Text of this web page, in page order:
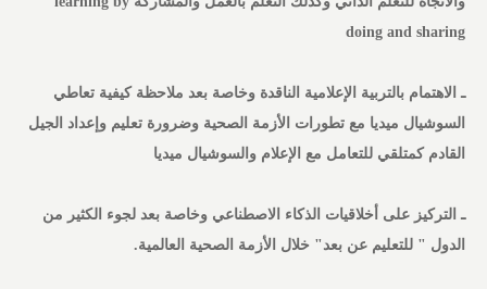
doing and sharing
ـ الاهتمام بالتربية الإعلامية الناقدة وخاصة بعد ملاحظة كيفية تعاطي
السوشيال ميديا مع تطورات الأزمة الصحية وضرورة تعليم وإعداد الجيل
القادم كمتلقي للتعامل مع الإعلام والسوشيال ميديا
ـ التركيز على أخلاقيات الذكاء الاصطناعي وخاصة بعد لجوء الكثير من
الدول " للتعليم عن بعد" خلال الأزمة الصحية العالمية.